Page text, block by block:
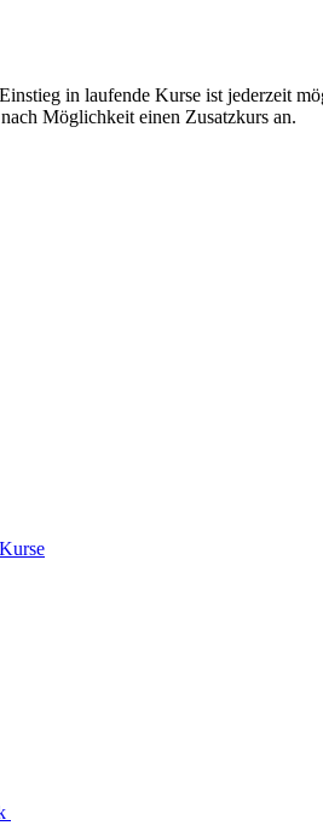
in laufende Kurse ist jederzeit
Möglichkeit einen Zusatzkurs an.